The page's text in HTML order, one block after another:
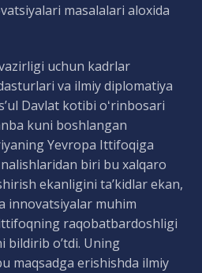
masalalari aloxida
uchun kadrlar
va ilmiy diplomatiya
Davlat kotibi oʻrinbosari
kuni boshlangan
Yevropa Ittifoqiga
biri bu xalqaro
ekanligini taʼkidlar ekan,
innovatsiyalar muhim
raqobatbardoshligi
bildirib o’tdi. Uning
maqsadga erishishda ilmiy